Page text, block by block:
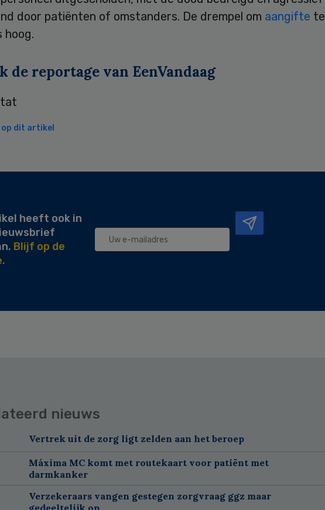
door patiënten of omstanders. De drempel om aangifte te
hoog.
de reportage van EenVandaag
op dit artikel
heeft ook in
Blijf op de
nieuws
Vertrek uit de zorg ligt zelden aan het beroep
Máxima MC komt met routekaart voor patiënt met
darmkanker
Verzekeraars vangen gestegen zorgvraag ggz maar
gedeeltelijk op